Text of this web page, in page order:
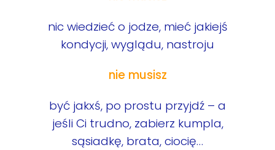
nic wiedzieć o jodze, mieć jakiejś
kondycji, wyglądu, nastroju
nie musisz
być jakxś, po prostu przyjdź – a
jeśli Ci trudno, zabierz kumpla,
sąsiadkę, brata, ciocię…